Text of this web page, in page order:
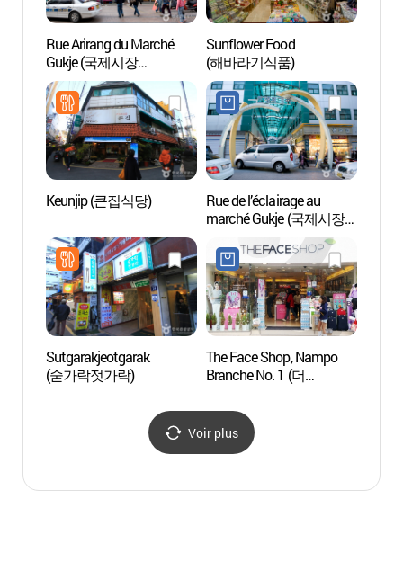
Rue Arirang du Marché
Gukje (국제시장
아리랑거리)
Sunflower Food
(해바라기식품)
Keunjip (큰집식당)
Rue de l’éclairage au
marché Gukje (국제시장
Sutgarakjeotgarak
(숟가락젓가락)
The Face Shop, Nampo
Branche No. 1 (더
Voir plus